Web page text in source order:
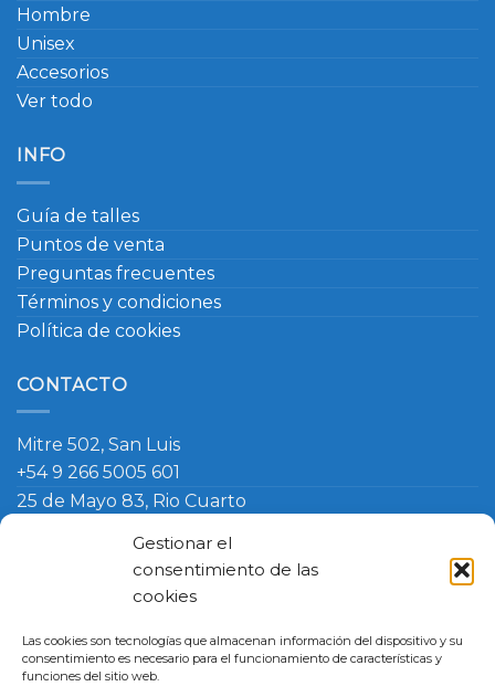
Gestionar el
consentimiento de las
cookies
Las cookies son tecnologías que almacenan información del dispositivo y su
consentimiento es necesario para el funcionamiento de características y
funciones del sitio web.
Hombre
Unisex
Accesorios
Ver todo
INFO
Guía de talles
Puntos de venta
Preguntas frecuentes
Términos y condiciones
Política de cookies
CONTACTO
Mitre 502, San Luis
+54 9 266 5005 601
25 de Mayo 83, Rio Cuarto
Cambio